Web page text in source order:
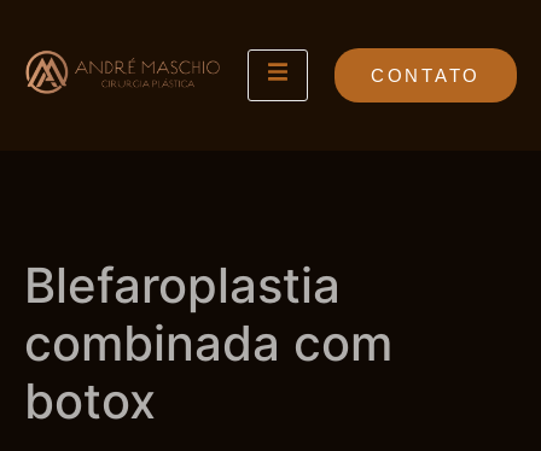
CONTATO
Blefaroplastia
combinada com
botox